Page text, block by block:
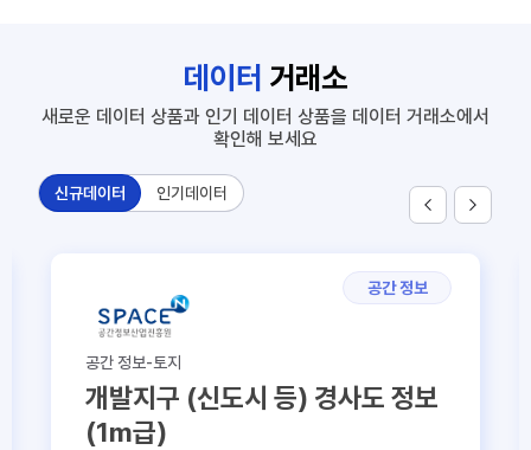
SNS 노출대비 유동인구
데이터 거래소
새로운 데이터 상품과 인기 데이터 상품을 데이터 거래소에서
확인해 보세요
신규데이터 인기데이터
공간 정보
공간 정보-토지
개발지구 (신도시 등) 경사도 정보
(1m급)